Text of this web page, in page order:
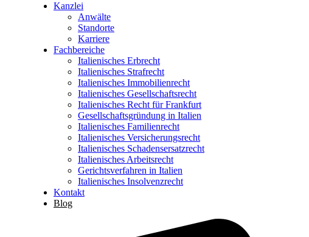
Kanzlei
Anwälte
Standorte
Karriere
Fachbereiche
Italienisches Erbrecht
Italienisches Strafrecht
Italienisches Immobilienrecht
Italienisches Gesellschaftsrecht
Italienisches Recht für Frankfurt
Gesellschaftsgründung in Italien
Italienisches Familienrecht
Italienisches Versicherungsrecht
Italienisches Schadensersatzrecht
Italienisches Arbeitsrecht
Gerichtsverfahren in Italien
Italienisches Insolvenzrecht
Kontakt
Blog